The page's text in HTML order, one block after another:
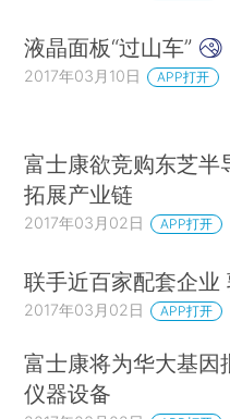
液晶面板“过山车”
2017年03月10日 APP打开
富士康欲竞购东芝半
拓展产业链
2017年03月02日 APP打开
联手近百家配套企业
2017年03月02日 APP打开
富士康将为华大基因
仪器设备